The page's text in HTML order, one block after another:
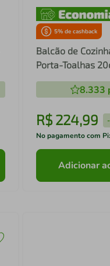
5% de cashback
Balcão de
Porta-Toalhas
Multimóveis
8.333
R$224,99
-
No pagamento com
Adicionar